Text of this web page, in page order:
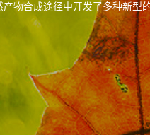
物合成途径中开发了多种新型